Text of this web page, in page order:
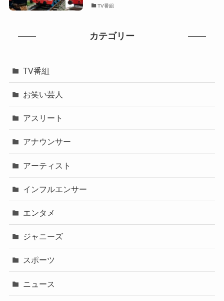
TV番組
カテゴリー
TV番組
お笑い芸人
アスリート
アナウンサー
アーティスト
インフルエンサー
エンタメ
ジャニーズ
スポーツ
ニュース